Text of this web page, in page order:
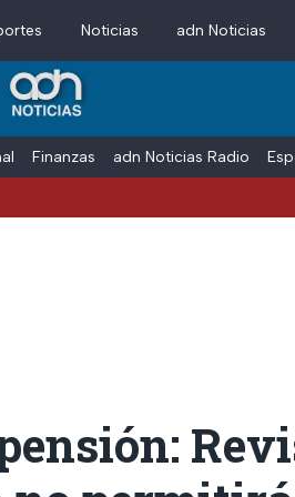
Noticias adn Noticias
Finanzas adn Noticias Radio